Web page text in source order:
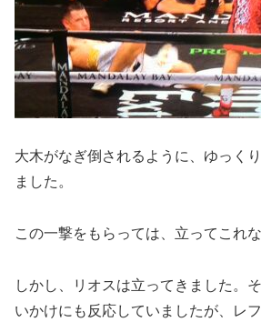
大木がなぎ倒されるように、ゆっく
ました。
この一撃をもらっては、立ってこれな
しかし、リオスは立ってきました。
いかけにも反応していましたが、レ